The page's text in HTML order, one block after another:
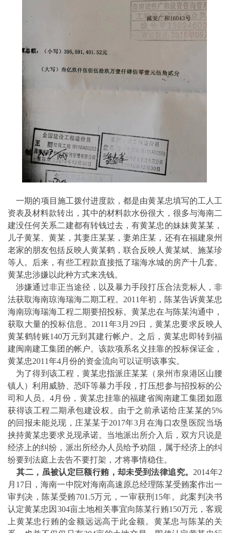
一期的项目施工拨付进度款，都是由黄某忠填写的工人工
资表及材料款转出，其中的材料款水份很大，很多与海南二
建没任何关系二建都有转钱过去，有黄某忠的妹妹黄某某，
儿子黄某、黄某，其妻庄某某，妻弟庄某，还有在福建泉州
老家的朋友包括反映人黄某鹤，联合反映人黄某斌、施某珍
等人。后来，有些工程款直接抵了瑞海水城的房产十几套。
黄某忠涉嫌以此种方式来冼钱。
涉嫌通过非正当途径，以及暴力手段打压合法竞标人，非
法获取海南琼海瑞海二期工程。2011年初，陈某告诉黄某忠
海南琼海瑞海工程二期要招投标。黄某忠在与陈某沟通中，
获取大量的投标信息。2011年3月29日，黄某忠要求反映人
黄某鹤转账140万元到其建行帐户。之后，黄某忠即转到福
建闽南建工集团的帐户。该款项系名义挂靠的投标保证金，
黄某忠2011年4月份的资金流向可以证明该事实。
为了得到该工程，黄某忠指派庄某某（泉州市泉港区山腰
镇人）利用威胁、恐吓等暴力手段，打压想参与招投标的公
司和人员。4月份，黄某忠挂靠的福建省闽南建工集团如愿
获得该工程二期承包建设权。由于之前承诺给庄某某的5%
的回报未能兑现，庄某某于2017年3月在海口农垦医院当场
挟持黄某忠要求兑现承诺。当地派出所介入后，双方只说是
经济上的纠纷，派出所经办人员给予劝阻，属于经济上的纠
纷要到法庭上去告不要打架，才将事情稳住。
其二，虽被认定巨额行贿，却未受到法律追究。 2014年2
月17日，海南一中院对海南高速原总经理陈某受贿案作出一
审判决，陈某受贿701.5万元，一审获刑15年。此案判决书
认定黄某忠因304亩土地相关事宜向陈某行贿150万元，客观
上黄某忠行贿的金额远远高于此金额。黄某忠与陈某的关